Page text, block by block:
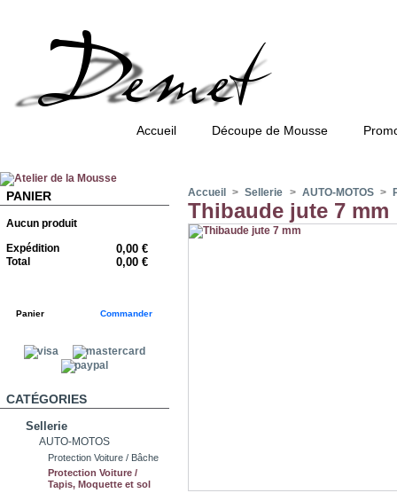
Accueil Découpe de Mousse
PANIER
Aucun produit
Expédition
0,00 €
Total 0,00 €
Panier Commander
CATÉGORIES
Sellerie
AUTO-MOTOS
Protection Voiture / Bâche
Protection Voiture /
Tapis, Moquette et sol
Accueil > Sellerie > AUTO-MOTOS >
Thibaude jute 7 mm